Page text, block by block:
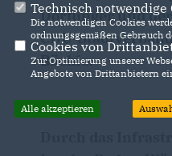
Dörflinger und
CDU-
Bächle.
Technisch notwendige
Die notwendigen Cookies
ordnungsgemäßen Gebrauch
Cookies von
Zur Optimierung unserer
Angebote von Drittanbietern
Alle akzeptieren